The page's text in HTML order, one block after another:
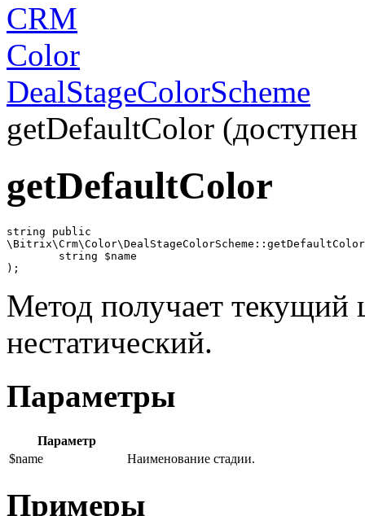
CRM
Color
DealStageColorScheme
getDefaultColor
getDefaultColor
string public
Метод получает текущий
нестатический.
Параметры
Параметр
$name
Наименование стадии.
Примеры